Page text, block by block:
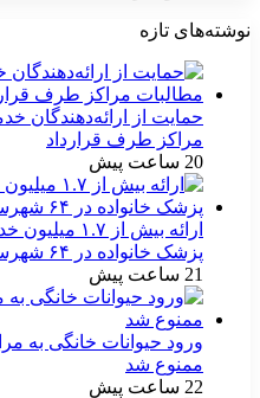
نوشته‌های تازه
حمایت از ارائه‌دهندگان
مراکز طرف قرارداد
20 ساعت پیش
ارائه بیش از
پزشک خانواده در ۶۴ شهرستان
21 ساعت پیش
ورود حیوانات خانگی به
ممنوع شد
22 ساعت پیش